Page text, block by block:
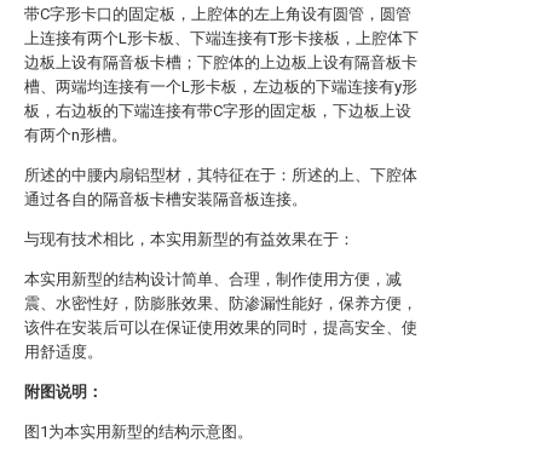
带C字形卡口的固定板，上腔体的左上角设有圆管，圆管
上连接有两个L形卡板、下端连接有T形卡接板，上腔体下
边板上设有隔音板卡槽；下腔体的上边板上设有隔音板卡
槽、两端均连接有一个L形卡板，左边板的下端连接有y形
板，右边板的下端连接有带C字形的固定板，下边板上设
有两个n形槽。
所述的中腰内扇铝型材，其特征在于：所述的上、下腔体
通过各自的隔音板卡槽安装隔音板连接。
与现有技术相比，本实用新型的有益效果在于：
本实用新型的结构设计简单、合理，制作使用方便，减
震、水密性好，防膨胀效果、防渗漏性能好，保养方便，
该件在安装后可以在保证使用效果的同时，提高安全、使
用舒适度。
附图说明：
图1为本实用新型的结构示意图。